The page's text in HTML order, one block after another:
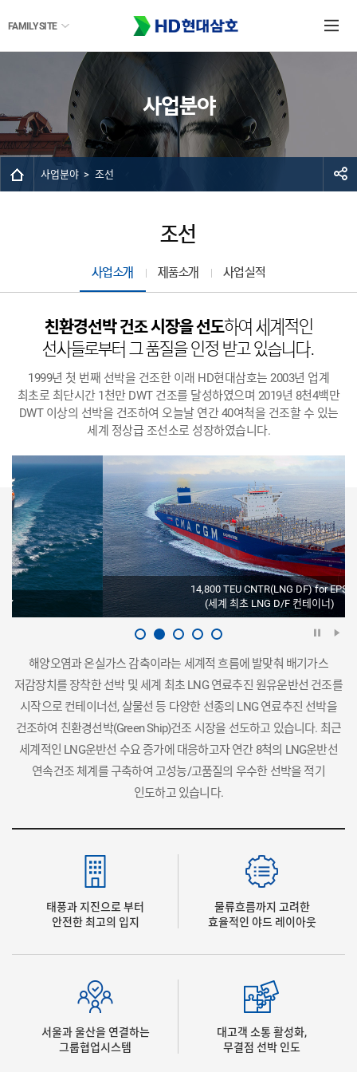
FAMILY SITE
사업분야
사업분야 조선
조선
사업소개 제품소개 사업실적
친환경선박 건조 시장을 선도하여 세계적인
선사들로부터 그 품질을 인정 받고 있습니다.
1999년 첫 번째 선박을 건조한 이래 HD현대삼호는 2003년 업계
최초로 최단시간 1천만 DWT 건조를 달성하였으며 2019년 8천4백만
DWT 이상의 선박을 건조하여 오늘날 연간 40여척을 건조할 수 있는
세계 정상급 조선소로 성장하였습니다.
14,800 TEU CNTR(LNG DF) for EPS
(세계 최초 LNG D/F 컨테이너)
해양오염과 온실가스 감축이라는 세계적 흐름에 발맞춰 배기가스
저감장치를 장착한 선박 및 세계 최초 LNG 연료추진 원유운반선 건조를
시작으로 컨테이너선, 살물선 등 다양한 선종의 LNG 연료추진 선박을
건조하여 친환경선박(Green Ship)건조 시장을 선도하고 있습니다. 최근
세계적인 LNG운반선 수요 증가에 대응하고자 연간 8척의 LNG운반선
연속건조 체계를 구축하여 고성능/고품질의 우수한 선박을 적기
인도하고 있습니다.
태풍과 지진으로 부터
안전한 최고의 입지
물류흐름까지 고려한
효율적인 야드 레이아웃
서울과 울산을 연결하는
그룹협업시스템
대고객 소통 활성화,
무결점 선박 인도